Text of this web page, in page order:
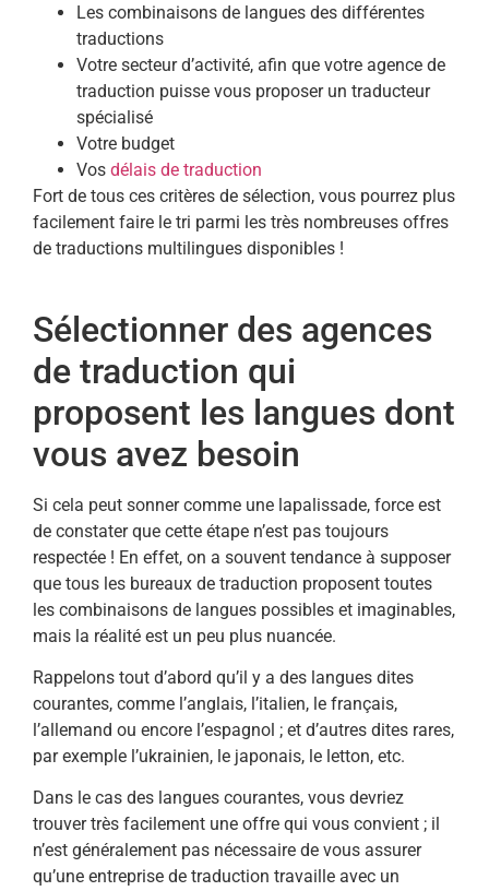
Les combinaisons de langues des différentes
traductions
Votre secteur d’activité, afin que votre agence de
traduction puisse vous proposer un traducteur
spécialisé
Votre budget
Vos délais de traduction
Fort de tous ces critères de sélection, vous pourrez plus
facilement faire le tri parmi les très nombreuses offres
de traductions multilingues disponibles !
Sélectionner des agences
de traduction qui
proposent les langues dont
vous avez besoin
Si cela peut sonner comme une lapalissade, force est
de constater que cette étape n’est pas toujours
respectée ! En effet, on a souvent tendance à supposer
que tous les bureaux de traduction proposent toutes
les combinaisons de langues possibles et imaginables,
mais la réalité est un peu plus nuancée.
Rappelons tout d’abord qu’il y a des langues dites
courantes, comme l’anglais, l’italien, le français,
l’allemand ou encore l’espagnol ; et d’autres dites rares,
par exemple l’ukrainien, le japonais, le letton, etc.
Dans le cas des langues courantes, vous devriez
trouver très facilement une offre qui vous convient ; il
n’est généralement pas nécessaire de vous assurer
qu’une entreprise de traduction travaille avec un